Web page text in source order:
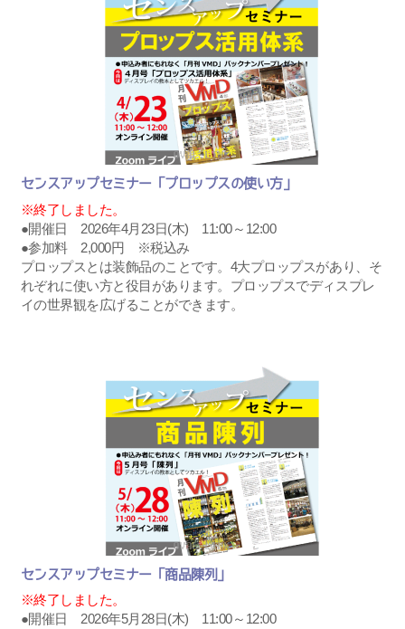
センスアップセミナー「プロップスの使い方」
※終了しました。
●開催日 2026年4月23日(木) 11:00～12:00
●参加料 2,000円 ※税込み
プロップスとは装飾品のことです。4大プロップスがあり、そ
れぞれに使い方と役目があります。プロップスでディスプレ
イの世界観を広げることができます。
センスアップセミナー「商品陳列」
※終了しました。
●開催日 2026年5月28日(木) 11:00～12:00